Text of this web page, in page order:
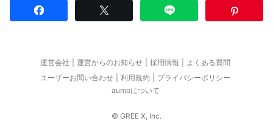
運営会社 運営からのお知らせ 採用情報
よくある質問
ユーザーお問い合わせ
利用規約
プライバシーポリシー
aumoについて
© GREE X, Inc.